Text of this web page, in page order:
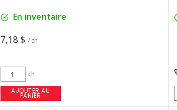
En inventaire
7,18 $ / ch
ch
AJOUTER AU
PANIER